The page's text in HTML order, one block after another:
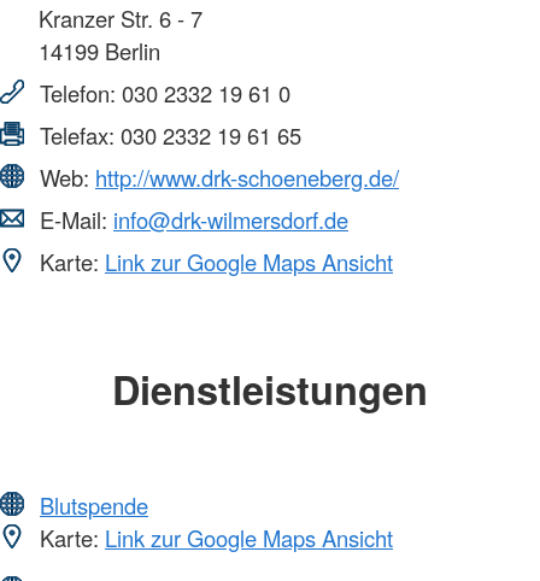
Kranzer Str. 6 - 7
14199 Berlin
Telefon: 030 2332 19 61 0
Telefax: 030 2332 19 61 65
Web: http://www.drk-schoeneberg.de/
E-Mail: info@drk-wilmersdorf.de
Karte: Link zur Google Maps Ansicht
Dienstleistungen
Blutspende
Karte: Link zur Google Maps Ansicht